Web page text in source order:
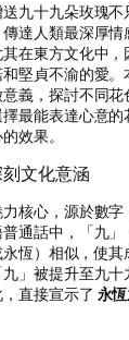
九十九朵玫瑰
達人類最深厚
在東方文化中
堅貞不渝的愛
義，探討不同花
最能表達心意
效果。
文化意涵
核心，源於數
通話中，「九」
永恆）相似，使
」被提升至九
直接宣示了 永